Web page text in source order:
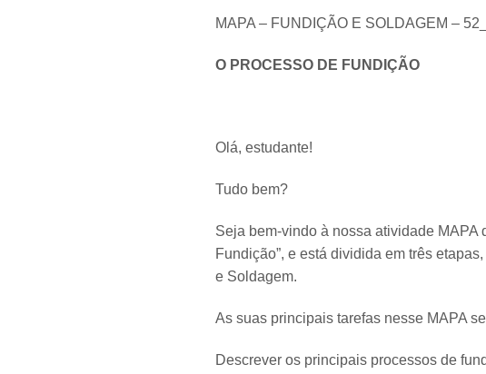
MAPA – FUNDIÇÃO E SOLDAGEM –
O PROCESSO DE FUNDIÇÃO
Olá, estudante!
Tudo bem?
Seja bem-vindo à nossa atividade MAPA
Fundição”, e está dividida em três
e Soldagem.
As suas principais tarefas nesse MAPA
Descrever os principais processos de